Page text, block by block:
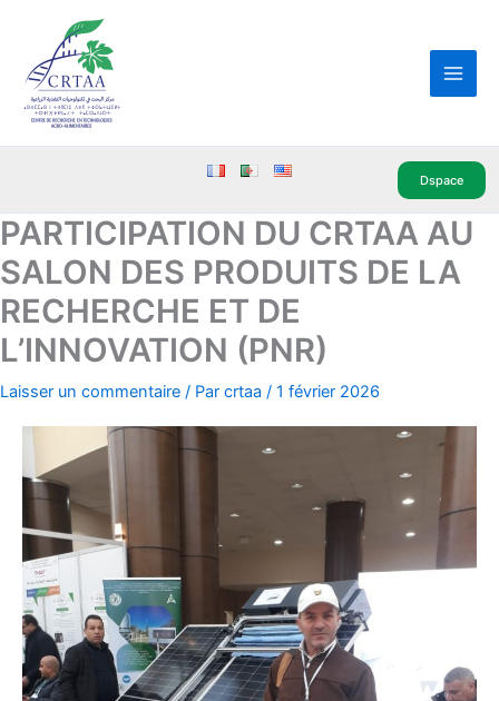
contenu
Dspace
PARTICIPATION DU CRTAA AU
SALON DES PRODUITS DE LA
RECHERCHE ET DE
L’INNOVATION (PNR)
Laisser un commentaire / Par crtaa / 1 février 2026